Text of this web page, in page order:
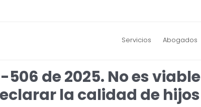
Servicios Abogados
de 2025. No es viable
la calidad de hijos